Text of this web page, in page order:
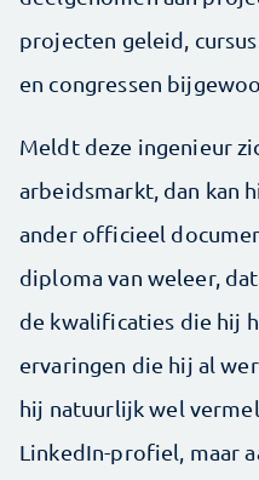
projecten geleid,
en congressen
Meldt deze ingenieur
arbeidsmarkt, dan kan
ander officieel
diploma van weleer,
de kwalificaties die hij
ervaringen die hij al
hij natuurlijk wel
LinkedIn-­profiel, maar